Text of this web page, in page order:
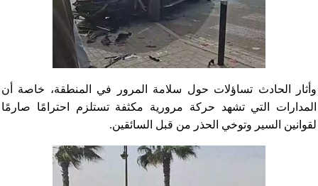
وأثار الحادث تساؤلات حول سلامة المرور في المنطقة، خاصة أن
المدارات التي تشهد حركة مرورية مكثفة تستلزم احترامًا صارمًا
لقوانين السير وتوخي الحذر من قبل السائقين.